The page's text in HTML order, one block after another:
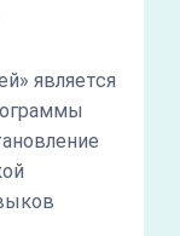
является